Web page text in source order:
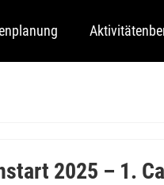
2025 – 1.